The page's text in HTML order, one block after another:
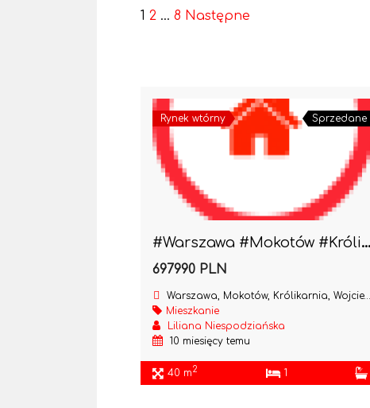
1 2 … 8 Następne
Rynek wtórny Sprzedane
#Warszawa #Mokotów #Królikarnia 2pok do wejścia
697990 PLN
Warszawa, Mokotów, Królikarnia, Wojciecha Żywnego
Mieszkanie
Liliana Niespodziańska
10 miesięcy temu
40 m2 1